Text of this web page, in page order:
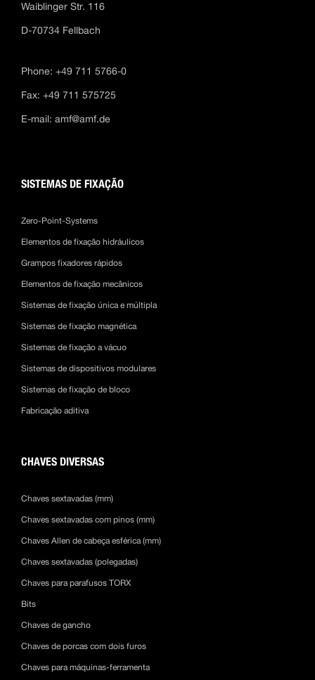
Waiblinger Str. 116
D-70734 Fellbach
Phone: +49 711 5766-0
Fax: +49 711 575725
E-mail: amf@amf.de
SISTEMAS DE FIXAÇÃO
Zero-Point-Systems
Elementos de fixação hidráulicos
Grampos fixadores rápidos
Elementos de fixação mecânicos
Sistemas de fixação única e múltipla
Sistemas de fixação magnética
Sistemas de fixação a vácuo
Sistemas de dispositivos modulares
Sistemas de fixação de bloco
Fabricação aditiva
CHAVES DIVERSAS
Chaves sextavadas (mm)
Chaves sextavadas com pinos (mm)
Chaves Allen de cabeça esférica (mm)
Chaves sextavadas (polegadas)
Chaves para parafusos TORX
Bits
Chaves de gancho
Chaves de porcas com dois furos
Chaves para máquinas-ferramenta